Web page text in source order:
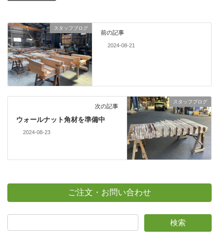
スタッフブログ
前の記事
2024-08-21
スタッフブログ
次の記事
ウォールナット角材を準備中
2024-08-23
ご注文・お問い合わせ